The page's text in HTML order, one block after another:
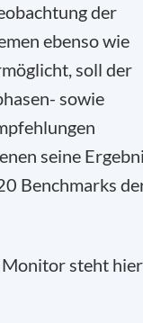
der
ebenso wie
soll der
sowie
seine
Benchmarks
Monitor steht hier